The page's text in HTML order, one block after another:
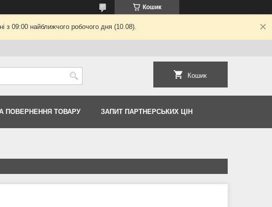
Кошик
з 09:00 найближчого робочого дня (10.08).
Кошик
ПОВЕРНЕННЯ ТОВАРУ ЗАПИТ ПАРТНЕРСЬКИХ ЦІН